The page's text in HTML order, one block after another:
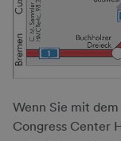
Wenn Sie mit
Congress Center